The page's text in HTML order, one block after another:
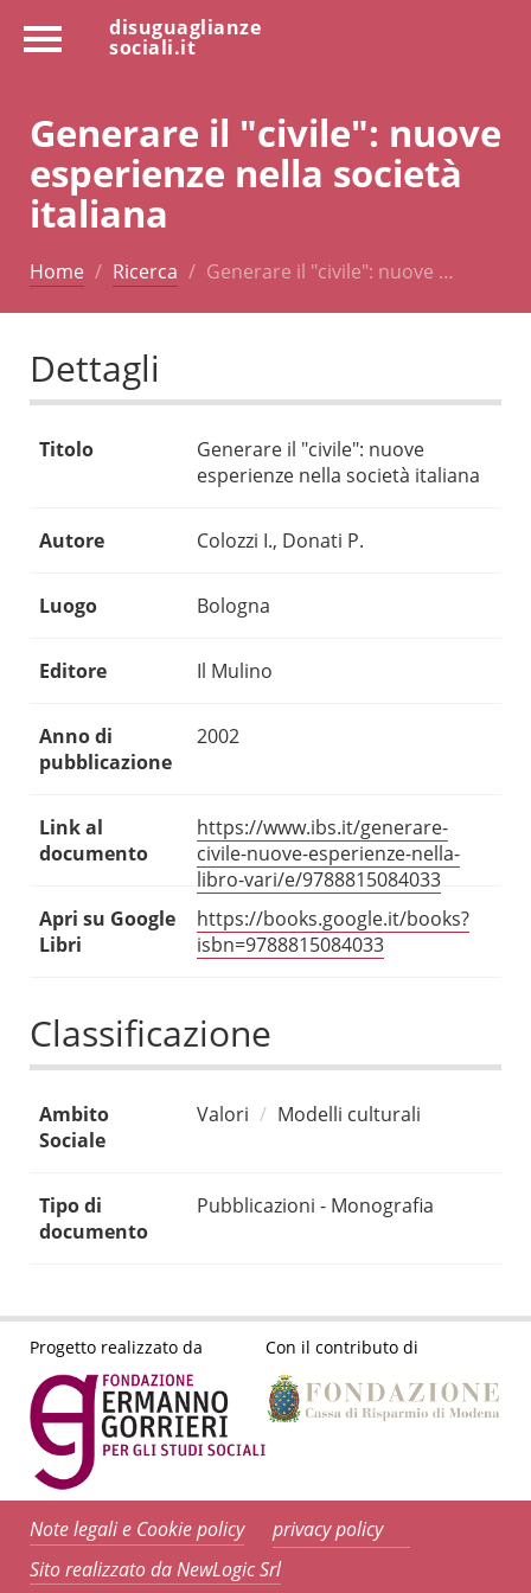
disuguaglianze
sociali.it
Generare il "civile": nuove
esperienze nella società
italiana
Home Ricerca Generare il "civile": nuove …
Dettagli
Titolo
Generare il "civile": nuove
esperienze nella società italiana
Autore Colozzi I., Donati P.
Luogo Bologna
Editore Il Mulino
Anno di
pubblicazione
2002
Link al
documento
https://www.ibs.it/generare-
civile-nuove-esperienze-nella-
libro-vari/e/9788815084033
Apri su Google
Libri
https://books.google.it/books?
isbn=9788815084033
Classificazione
Ambito
Sociale
Valori Modelli culturali
Tipo di
documento
Pubblicazioni - Monografia
Progetto realizzato da Con il contributo di
Note legali e Cookie policy
privacy policy
Sito realizzato da NewLogic Srl